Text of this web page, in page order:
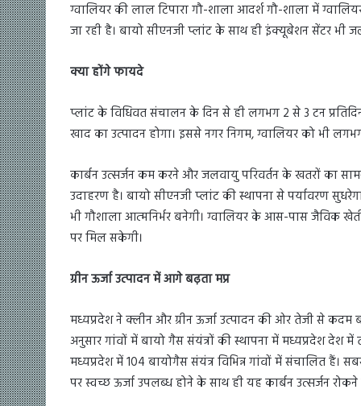
ग्वालियर की लाल टिपारा गौ-शाला आदर्श गौ-शाला में
जा रही है। बायो सीएनजी प्लांट के साथ ही इंक्यूबेशन सेंटर भी
क्या होंगे फायदे
प्लांट के विधिवत संचालन के दिन से ही लगभग 2 से 3 टन
खाद का उत्पादन होगा। इससे नगर निगम, ग्वालियर को भी
कार्बन उत्सर्जन कम करने और जलवायु परिवर्तन के खतरों का
उदाहरण है। बायो सीएनजी प्लांट की स्थापना से पर्यावरण
भी गौशाला आत्मनिर्भर बनेगी। ग्वालियर के आस-पास जैविक
पर मिल सकेगी।
ग्रीन ऊर्जा उत्पादन में आगे बढ़ता मप्र
मध्यप्रदेश ने क्लीन और ग्रीन ऊर्जा उत्पादन की ओर तेजी से कदम
अनुसार गांवों में बायो गैस संयंत्रों की स्थापना में मध्यप्रदेश देश
मध्यप्रदेश में 104 बायोगैस संयंत्र विभिन्न गांवों में संचालित हैं।
पर स्वच्छ ऊर्जा उपलब्ध होने के साथ ही यह कार्बन उत्सर्जन